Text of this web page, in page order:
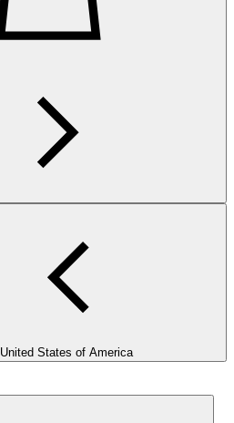
United States of America